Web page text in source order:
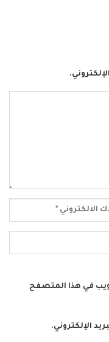
في هذا المتصفح
الإلكتروني.